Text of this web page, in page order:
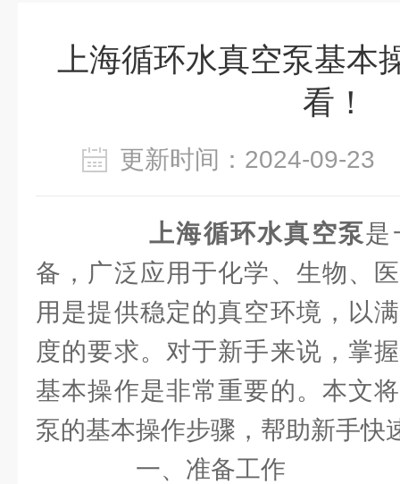
上海循环水真空泵基本
看！
更新时间：2024-09-
上海循环水真空泵是
备，广泛应用于化学、生物、
用是提供稳定的真空环境，以
度的要求。对于新手来说，掌
基本操作是非常重要的。本文
泵的基本操作步骤，帮助新手快
一、准备工作